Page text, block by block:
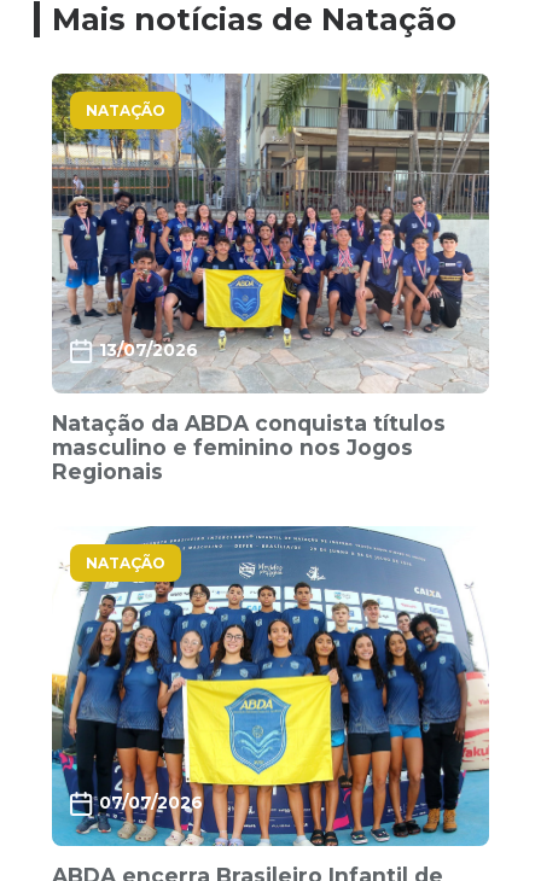
Mais notícias de Natação
NATAÇÃO
13/07/2026
Natação da ABDA conquista títulos
masculino e feminino nos Jogos
Regionais
NATAÇÃO
07/07/2026